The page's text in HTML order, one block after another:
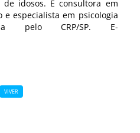
idosos. É consultora em
e especialista em psicologia
pelo CRP/SP. E-
VIVER